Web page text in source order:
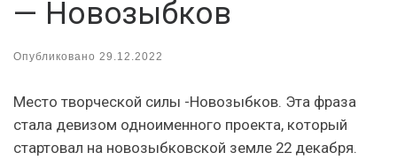
— Новозыбков
Опубликовано 29.12.2022
Место творческой силы -Новозыбков. Эта фраза
стала девизом одноименного проекта, который
стартовал на новозыбковской земле 22 декабря.